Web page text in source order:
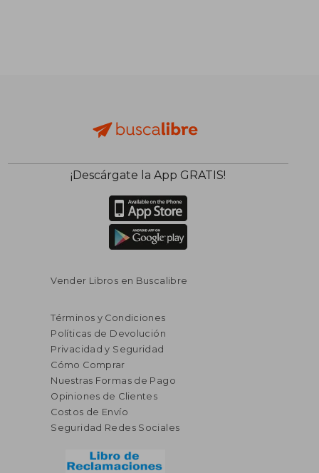
¡Descárgate la App GRATIS!
Vender Libros en Buscalibre
Términos y Condiciones
Políticas de Devolución
Privacidad y Seguridad
Cómo Comprar
Nuestras Formas de Pago
Opiniones de Clientes
Costos de Envío
Seguridad Redes Sociales